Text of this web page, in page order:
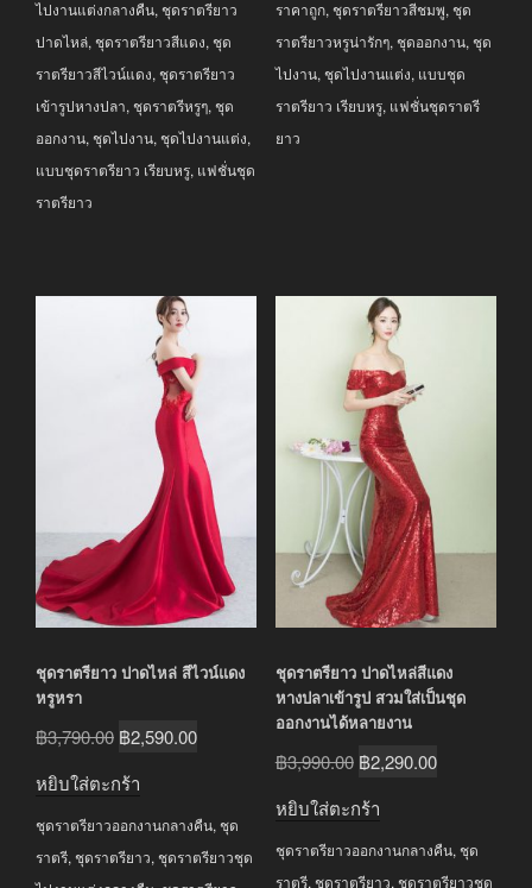
ไปงานแต่งกลางคืน, ชุดราตรียาว
ปาดไหล่, ชุดราตรียาวสีแดง, ชุด
ราตรียาวสีไวน์แดง, ชุดราตรียาว
เข้ารูปหางปลา, ชุดราตรีหรูๆ, ชุด
ออกงาน, ชุดไปงาน, ชุดไปงานแต่ง,
แบบชุดราตรียาว เรียบหรู, แฟชั่นชุด
ราตรียาว
ราคาถูก, ชุดราตรียาวสีชมพู, ชุด
ราตรียาวหรูน่ารักๆ, ชุดออกงาน, ชุด
ไปงาน, ชุดไปงานแต่ง, แบบชุด
ราตรียาว เรียบหรู, แฟชั่นชุดราตรี
ยาว
ชุดราตรียาว ปาดไหล่ สีไวน์แดง
หรูหรา
฿3,790.00 Original
฿3,790.00.
฿2,590.00Current
฿2,590.00.
หยิบใส่ตะกร้า
ชุดราตรียาวออกงานกลางคืน, ชุด
ราตรี, ชุดราตรียาว, ชุดราตรียาวชุด
ชุดราตรียาว ปาดไหล่สีแดง
หางปลาเข้ารูป สวมใส่เป็นชุด
ออกงานได้หลายงาน
฿3,990.00 Original
฿3,990.00.
฿2,290.00Current
฿2,290.00.
หยิบใส่ตะกร้า
ชุดราตรียาวออกงานกลางคืน, ชุด
ราตรี, ชุดราตรียาว, ชุดราตรียาวชุด